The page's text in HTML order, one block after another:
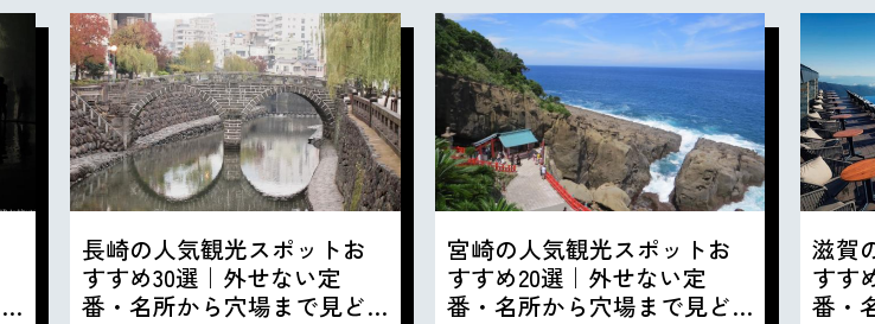
長崎の人気観光スポットお
すすめ30選｜外せない定
番・名所から穴場まで見ど
宮崎の人気観光スポットお
すすめ20選｜外せない定
番・名所から穴場まで見ど
滋賀
すす
番・